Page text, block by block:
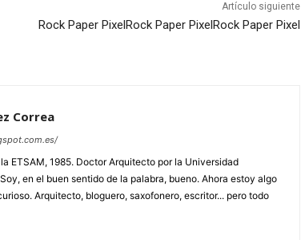
Artículo siguiente
Rock Paper PixelRock Paper PixelRock Paper Pixel
Correa
ETSAM, 1985. Doctor Arquitecto por la Universidad
en el buen sentido de la palabra, bueno. Ahora estoy algo
Arquitecto, bloguero, saxofonero, escritor... pero todo